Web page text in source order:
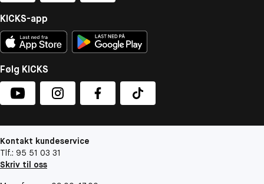
KICKS-app
Følg KICKS
Kontakt kundeservice
Tlf.: 95 51 03 31
Skriv til oss